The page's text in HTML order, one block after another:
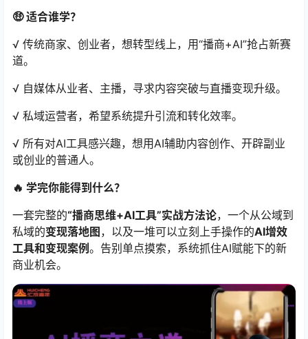
🤑 适合谁学？
√ 传统商家、创业者，想转型线上，用“播商+AI”抢占新赛
道。
√ 自媒体从业者、主播，寻求内容突破与直播变现升级。
√ 私域运营者，希望系统提升引流和转化效率。
√ 所有对AI工具感兴趣，想用AI辅助内容创作、开辟副业
或创业的普通人。
🔥 学完你能得到什么？
一套完整的“播商思维+AI工具”实战方法论，一个从公域到
私域的变现落地图，以及一堆可以立刻上手操作的AI增效
工具和变现案例。告别单点摸索，系统抓住AI赋能下的新
商业机会。